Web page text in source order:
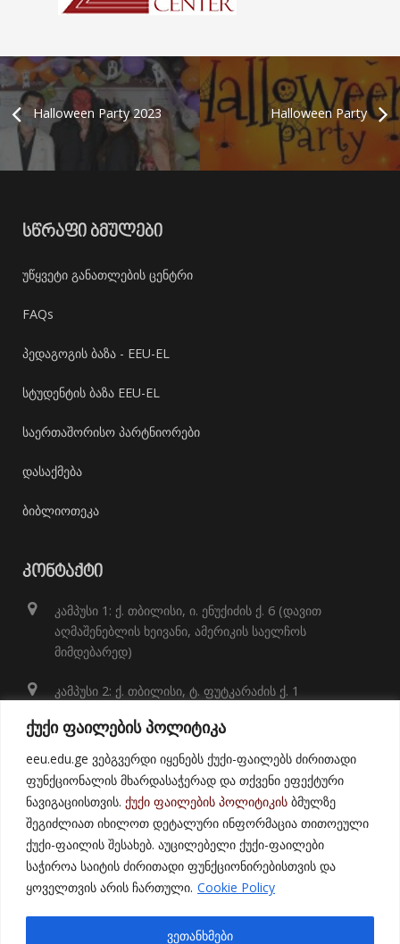
ქუქი ფაილების პოლიტიკა
eeu.edu.ge ვებგვერდი იყენებს ქუქი-ფაილებს ძირითადი
ფუნქციონალის მხარდასაჭერად და თქვენი ეფექტური
ნავიგაციისთვის. ქუქი ფაილების პოლიტიკის ბმულზე
შეგიძლიათ იხილოთ დეტალური ინფორმაცია თითოეული
ქუქი-ფაილის შესახებ. აუცილებელი ქუქი-ფაილები
საჭიროა საიტის ძირითადი ფუნქციონირებისთვის და
ყოველთვის არის ჩართული. Cookie Policy
ვეთანხმები
Halloween Party 2023 Halloween Party
ᲡᲬᲠᲐᲤᲘ ᲑᲛᲣᲚᲔᲑᲘ
უწყვეტი განათლების ცენტრი
FAQs
პედაგოგის ბაზა - EEU-EL
სტუდენტის ბაზა EEU-EL
საერთაშორისო პარტნიორები
დასაქმება
ბიბლიოთეკა
ᲙᲝᲜᲢᲐᲥᲢᲘ
კამპუსი 1: ქ. თბილისი, ი. ენუქიძის ქ. 6 (დავით
აღმაშენებლის ხეივანი, ამერიკის საელჩოს
მიმდებარედ)
კამპუსი 2: ქ. თბილისი, ტ. ფუტკარაძის ქ. 1
+995 32 248 01 41;
info@eeu.edu.ge
East European University